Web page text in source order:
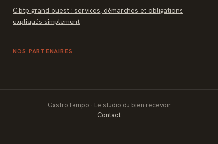
Cibtp grand ouest : services, démarches et obligations
expliqués simplement
NOS PARTENAIRES
GastroTempo · Le studio du bien-recevoir
Contact